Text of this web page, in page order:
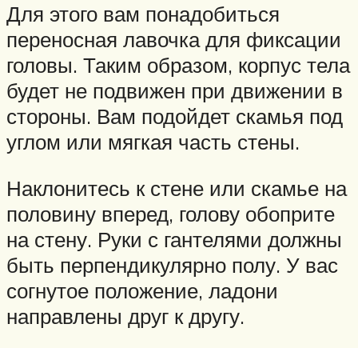
Для этого вам понадобиться
переносная лавочка для фиксации
головы. Таким образом, корпус тела
будет не подвижен при движении в
стороны. Вам подойдет скамья под
углом или мягкая часть стены.
Наклонитесь к стене или скамье на
половину вперед, голову обоприте
на стену. Руки с гантелями должны
быть перпендикулярно полу. У вас
согнутое положение, ладони
направлены друг к другу.